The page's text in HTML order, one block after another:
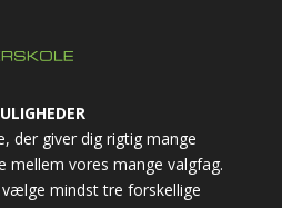
der giver dig rigtig mange
vores mange valgfag.
mindst tre forskellige